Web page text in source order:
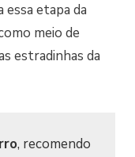
essa etapa da
meio de
estradinhas da
, recomendo